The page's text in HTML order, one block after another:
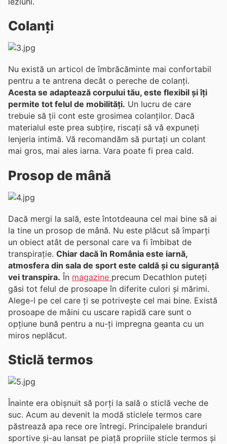
Colanți
Nu există un articol de îmbrăcăminte mai confortabil
pentru a te antrena decât o pereche de colanți.
Acesta se adaptează corpului tău, este flexibil și îți
permite tot felul de mobilități. Un lucru de care
trebuie să ții cont este grosimea colanților. Dacă
materialul este prea subțire, riscați să vă expuneți
lenjeria intimă. Vă recomandăm să purtați un colant
mai gros, mai ales iarna. Vara poate fi prea cald.
Prosop de mână
Dacă mergi la sală, este întotdeauna cel mai bine să ai
la tine un prosop de mână. Nu este plăcut să împarți
un obiect atât de personal care va fi îmbibat de
transpirație. Chiar dacă în România este iarnă,
atmosfera din sala de sport este caldă și cu siguranță
vei transpira. În magazine precum Decathlon puteți
găsi tot felul de prosoape în diferite culori și mărimi.
Alege-l pe cel care ți se potrivește cel mai bine. Există
prosoape de mâini cu uscare rapidă care sunt o
opțiune bună pentru a nu-ți impregna geanta cu un
miros neplăcut.
Sticlă termos
Înainte era obișnuit să porți la sală o sticlă veche de
suc. Acum au devenit la modă sticlele termos care
păstrează apa rece ore întregi. Principalele branduri
sportive și-au lansat pe piață propriile sticle termos și